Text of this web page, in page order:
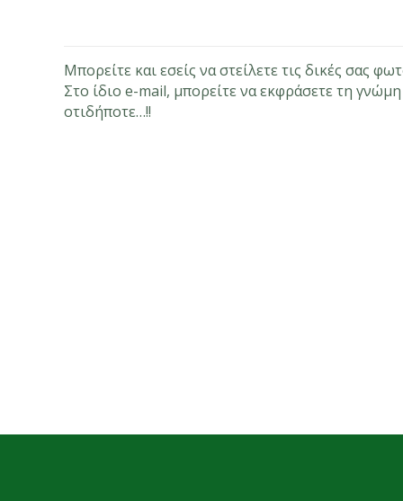
Μπορείτε και εσείς να στείλετε τις δικές σας
Στο ίδιο e-mail, μπορείτε να εκφράσετε τη
οτιδήποτε…!!